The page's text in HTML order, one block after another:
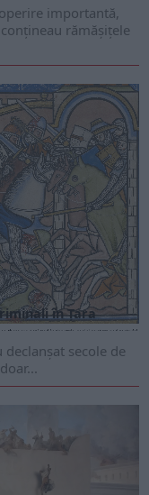
importantă,
rămășițele
în Țara
declanșat secole de